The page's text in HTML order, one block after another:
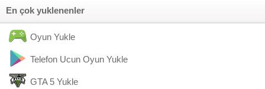
En çok yuklenenler
Oyun Yukle
Telefon Ucun Oyun Yukle
GTA 5 Yukle